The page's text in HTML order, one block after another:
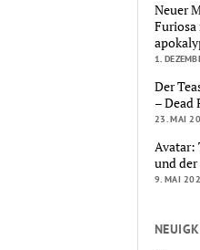
Neuer
1.
Der
– Dead
23. MAI
Avatar:
und
9. MAI